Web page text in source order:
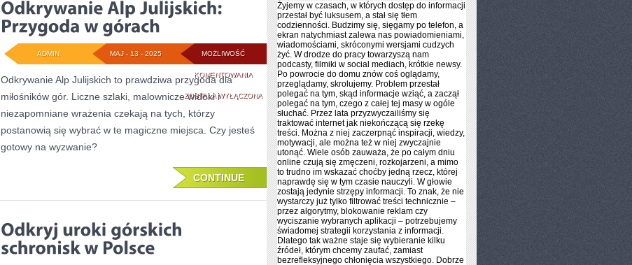
MOŻLIWOŚĆ
KOMENTOWANIAODKRYWANIE
ALP
JULIJSKICH:
PRZYGODA
GÓRACH
ZOSTAŁA WYŁĄCZONA
MAJ - 13 - 2025
ADMIN
Odkrywanie Alp Julijskich to prawdziwa przygoda dla
miłośników gór. Liczne szlaki, malownicze widoki i
niezapomniane wrażenia czekają na tych, którzy
postanowią się wybrać w te magiczne miejsca. Czy jesteś
gotowy na wyzwanie?
CONTINUE
Żyjemy w czasach, w których dostęp do informacji
przestał być luksusem, a stał się tłem
codzienności. Budzimy się, sięgamy po telefon, a
ekran natychmiast zalewa nas powiadomieniami,
wiadomościami, skróconymi wersjami cudzych
żyć. W drodze do pracy towarzyszą nam
podcasty, filmiki w social mediach, krótkie newsy.
Po powrocie do domu znów coś oglądamy,
przeglądamy, skrolujemy. Problem przestał
polegać na tym, skąd informacje wziąć, a zaczął
polegać na tym, czego z całej tej masy w ogóle
słuchać. Przez lata przyzwyczailiśmy się
traktować internet jak niekończącą się rzekę
treści. Można z niej zaczerpnąć inspiracji, wiedzy,
motywacji, ale można też w niej zwyczajnie
utonąć. Wiele osób zauważa, że po całym dniu
online czują się zmęczeni, rozkojarzeni, a mimo
to trudno im wskazać choćby jedną rzecz, której
naprawdę się w tym czasie nauczyli. W głowie
zostają jedynie strzępy informacji. To znak, że nie
wystarczy już tylko filtrować treści technicznie –
przez algorytmy, blokowanie reklam czy
wyciszanie wybranych aplikacji – potrzebujemy
świadomej strategii korzystania z informacji.
Dlatego tak ważne staje się wybieranie kilku
źródeł, którym chcemy zaufać, zamiast
bezrefleksyjnego chłonięcia wszystkiego. Dobrze